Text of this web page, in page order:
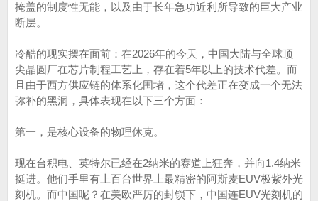
掩盖的制度性无能，以及由于长年急功近利所导致的巨大产业
断层。
冷酷的现实摆在面前：在2026年的今天，中国大陆与全球顶
尖晶圆厂在芯片制程工艺上，存在着5年以上的技术代差。而
且由于西方供应链的体系化围堵，这个代差正在变成一个无法
弥补的黑洞，具体表现在以下三个方面：
第一，是核心设备的物理休克。
现在台积电、英特尔已经在2纳米的赛道上狂奔，并向1.4纳米
挺进。他们手里有上百台世界上最精密的阿斯麦EUV极紫外光
刻机。而中国呢？在美欧严厉的封锁下，中国连EUV光刻机的